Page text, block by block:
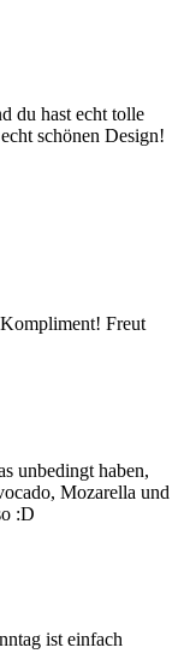
du hast echt tolle
schönen Design!
Freut
unbedingt haben,
Mozarella und
:D
ist einfach